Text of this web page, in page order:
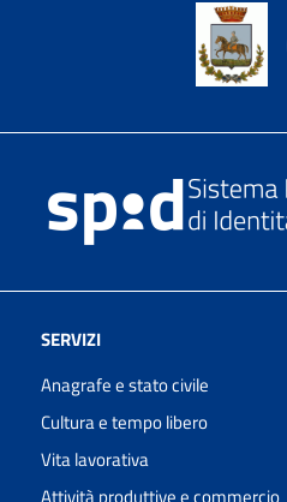
SERVIZI
Anagrafe e stato civile
Cultura e tempo libero
Vita lavorativa
Attività produttive e commercio